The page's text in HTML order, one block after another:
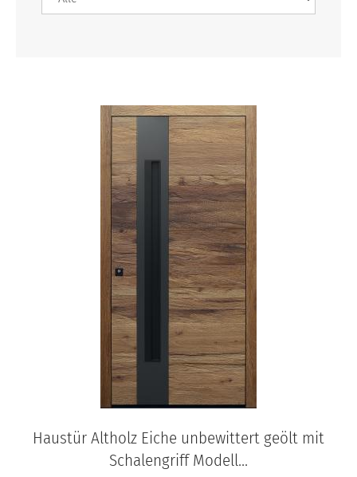
Haustür Altholz Eiche unbewittert geölt mit
Schalengriff Modell...